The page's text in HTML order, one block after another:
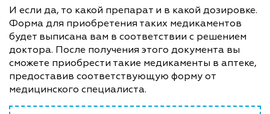
И если да, то какой препарат и в какой дозировке.
Форма для приобретения таких медикаментов
будет выписана вам в соответствии с решением
доктора. После получения этого документа вы
сможете приобрести такие медикаменты в аптеке,
предоставив соответствующую форму от
медицинского специалиста.